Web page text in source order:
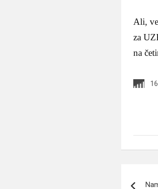
Ali,
za
na